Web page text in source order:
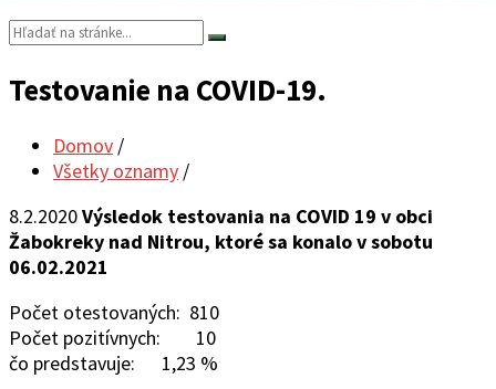
Vyhľadávanie:
Testovanie na COVID-19.
Domov /
Všetky oznamy /
8.2.2020Výsledok testovania na COVID 19 v obci
Žabokreky nad Nitrou, ktoré sa konalo v sobotu
06.02.2021
Počet otestovaných: 810
Počet pozitívnych: 10
čo predstavuje: 1,23 %